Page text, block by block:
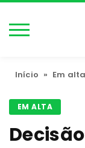
Início » Em alta
EM ALTA